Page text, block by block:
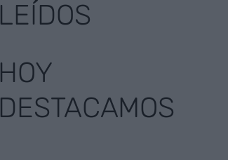
LEÍDOS
HOY
DESTACAMOS